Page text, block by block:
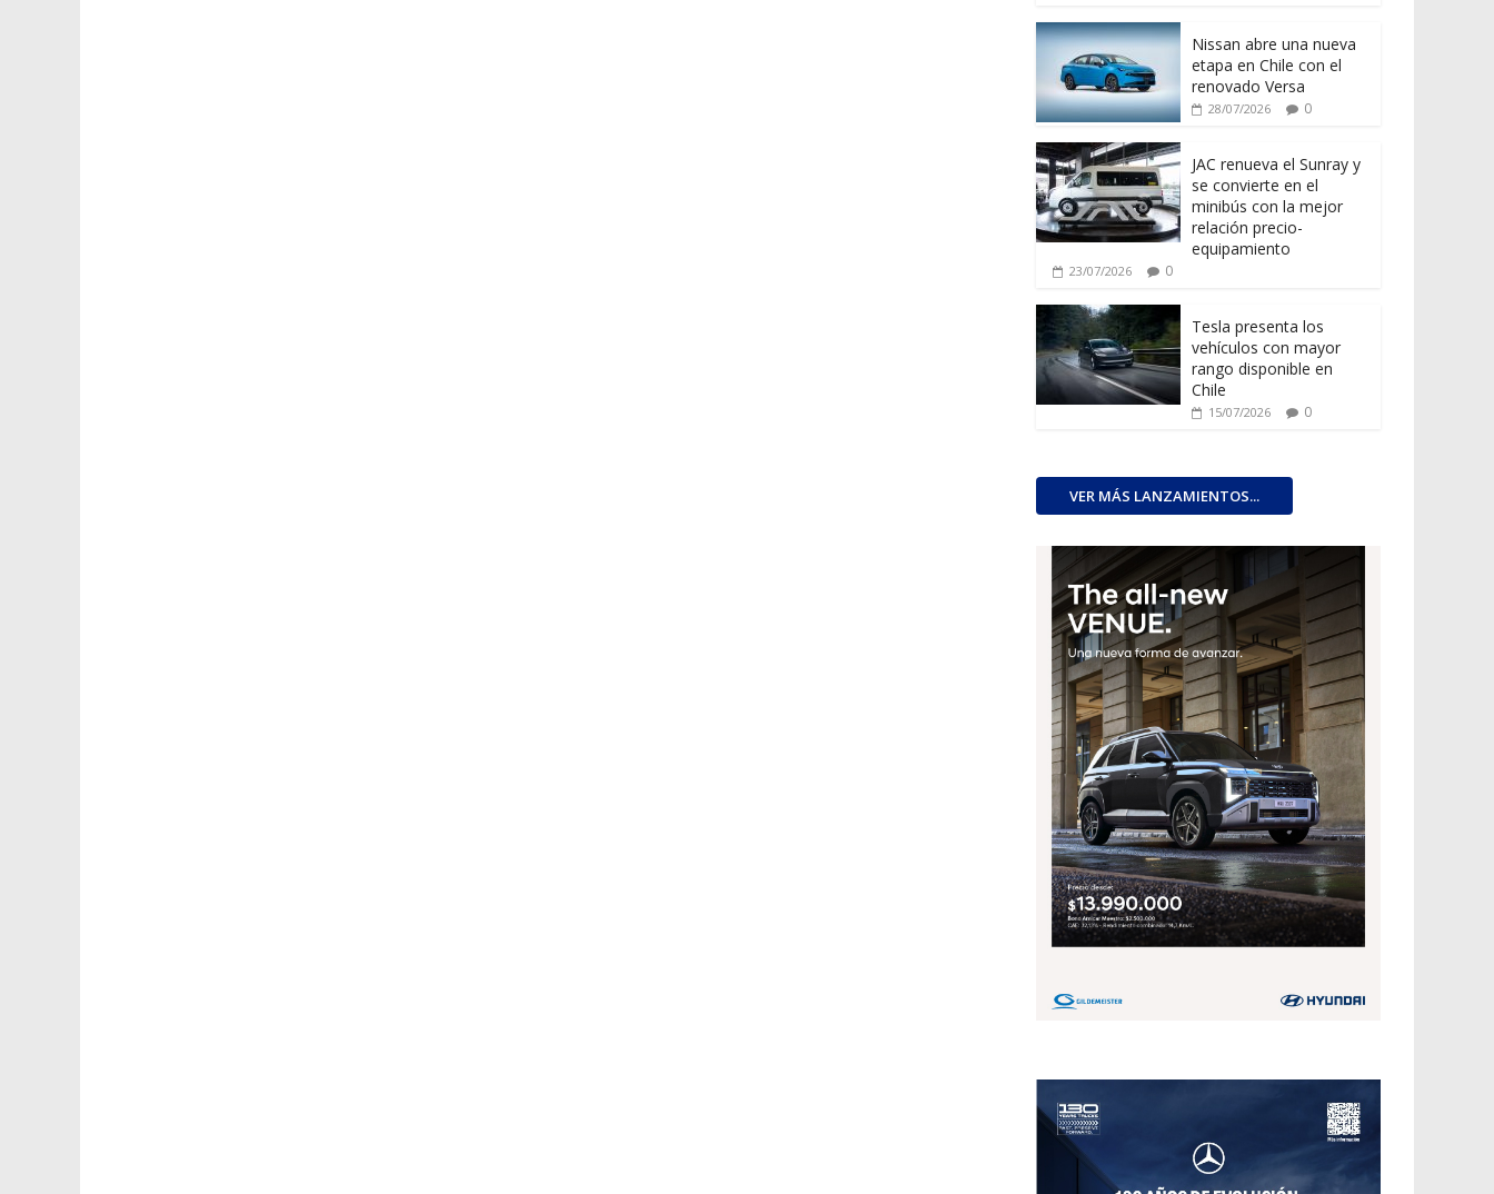
Nissan abre una nueva
etapa en Chile con el
renovado Versa
28/07/2026 0
JAC renueva el Sunray y
se convierte en el
minibús con la mejor
relación precio-
equipamiento
23/07/2026 0
Tesla presenta los
vehículos con mayor
rango disponible en
Chile
15/07/2026 0
VER MÁS LANZAMIENTOS...